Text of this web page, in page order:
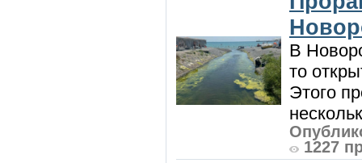
В
то
Этого
1227